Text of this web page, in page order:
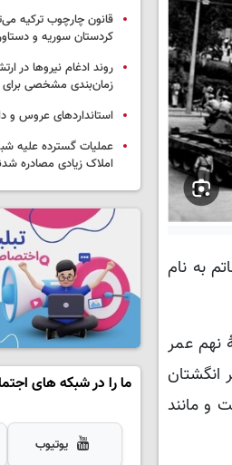
به نام
دههٔ نهم عمر
باقی است و مانند
قانون چارچوب ترکیه
کردستان سوریه و
روند ادغام نیروها در
زمان‌بندی مشخصی برای
استانداردهای عروس و
عملیات گسترده علیه
املاک زیادی مصادره
ما را در شبکه های
یوتیوب